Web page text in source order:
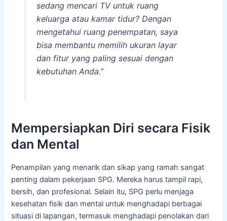
sedang mencari TV untuk ruang
keluarga atau kamar tidur? Dengan
mengetahui ruang penempatan, saya
bisa membantu memilih ukuran layar
dan fitur yang paling sesuai dengan
kebutuhan Anda.”
Mempersiapkan Diri secara Fisik
dan Mental
Penampilan yang menarik dan sikap yang ramah sangat
penting dalam pekerjaan SPG. Mereka harus tampil rapi,
bersih, dan profesional. Selain itu, SPG perlu menjaga
kesehatan fisik dan mental untuk menghadapi berbagai
situasi di lapangan, termasuk menghadapi penolakan dari